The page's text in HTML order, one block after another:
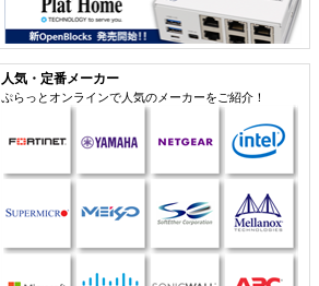
人気・定番メーカー
ぷらっとオンラインで人気のメーカーをご紹介！